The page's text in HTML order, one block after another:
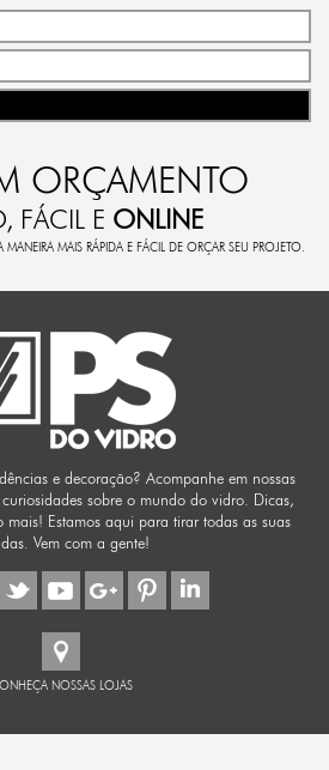
ORÇAMENTO
FÁCIL E ONLINE
MAIS RÁPIDA E FÁCIL DE ORÇAR SEU PROJETO.
e decoração? Acompanhe em nossas
curiosidades sobre o mundo do vidro. Dicas,
mais! Estamos aqui para tirar todas as suas
Vem com a gente!
NOSSAS LOJAS